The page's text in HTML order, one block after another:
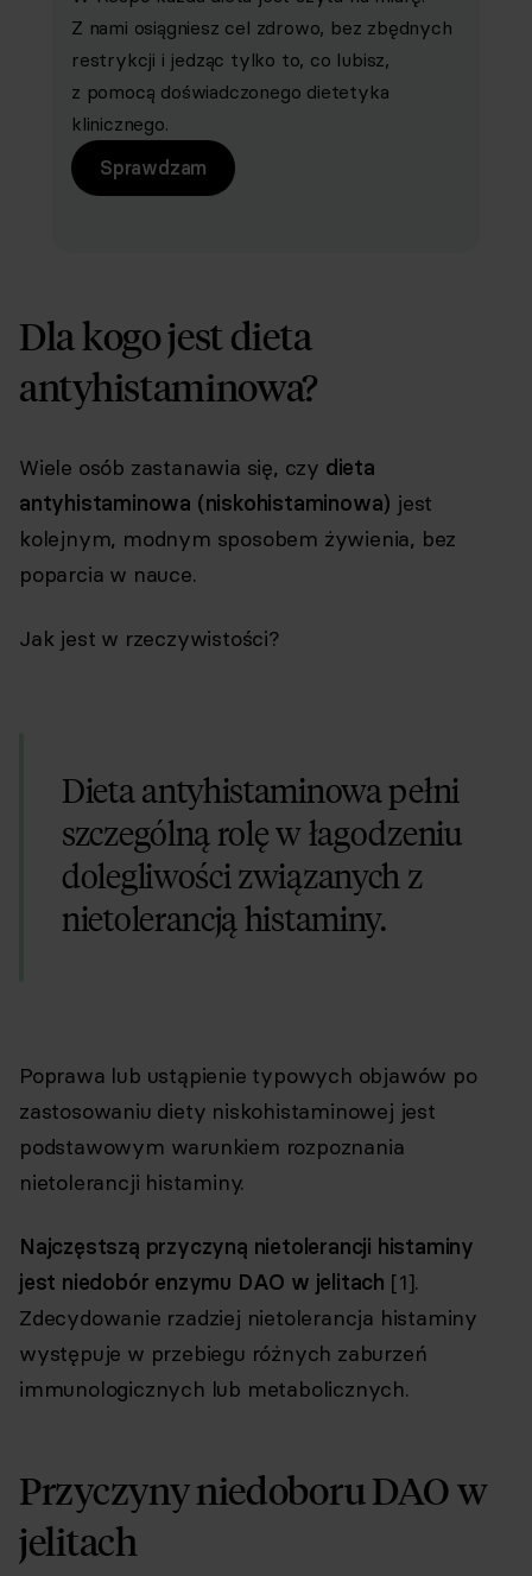
Z nami osiągniesz cel zdrowo, bez zbędnych
restrykcji i jedząc tylko to, co lubisz,
z pomocą doświadczonego dietetyka
klinicznego.
Sprawdzam
Dla kogo jest dieta
antyhistaminowa?
Wiele osób zastanawia się, czy dieta
antyhistaminowa (niskohistaminowa) jest
kolejnym, modnym sposobem żywienia, bez
poparcia w nauce.
Jak jest w rzeczywistości?
Dieta antyhistaminowa pełni
szczególną rolę w łagodzeniu
dolegliwości związanych z
nietolerancją histaminy.
Poprawa lub ustąpienie typowych objawów po
zastosowaniu diety niskohistaminowej jest
podstawowym warunkiem rozpoznania
nietolerancji histaminy.
Najczęstszą przyczyną nietolerancji histaminy
jest niedobór enzymu DAO w jelitach [1].
Zdecydowanie rzadziej nietolerancja histaminy
występuje w przebiegu różnych zaburzeń
immunologicznych lub metabolicznych.
Przyczyny niedoboru DAO w
jelitach